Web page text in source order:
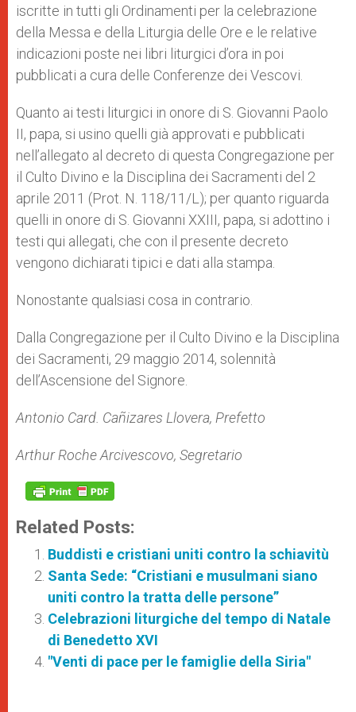
iscritte in tutti gli Ordinamenti per la celebrazione
della Messa e della Liturgia delle Ore e le relative
indicazioni poste nei libri liturgici d’ora in poi
pubblicati a cura delle Conferenze dei Vescovi.
Quanto ai testi liturgici in onore di S. Giovanni Paolo
II, papa, si usino quelli già approvati e pubblicati
nell’allegato al decreto di questa Congregazione per
il Culto Divino e la Disciplina dei Sacramenti del 2
aprile 2011 (Prot. N. 118/11/L); per quanto riguarda
quelli in onore di S. Giovanni XXIII, papa, si adottino i
testi qui allegati, che con il presente decreto
vengono dichiarati tipici e dati alla stampa.
Nonostante qualsiasi cosa in contrario.
Dalla Congregazione per il Culto Divino e la Disciplina
dei Sacramenti, 29 maggio 2014, solennità
dell’Ascensione del Signore.
Antonio Card. Cañizares Llovera, Prefetto
Arthur Roche Arcivescovo, Segretario
Related Posts:
Buddisti e cristiani uniti contro la schiavitù
Santa Sede: “Cristiani e musulmani siano
uniti contro la tratta delle persone”
Celebrazioni liturgiche del tempo di Natale
di Benedetto XVI
"Venti di pace per le famiglie della Siria"